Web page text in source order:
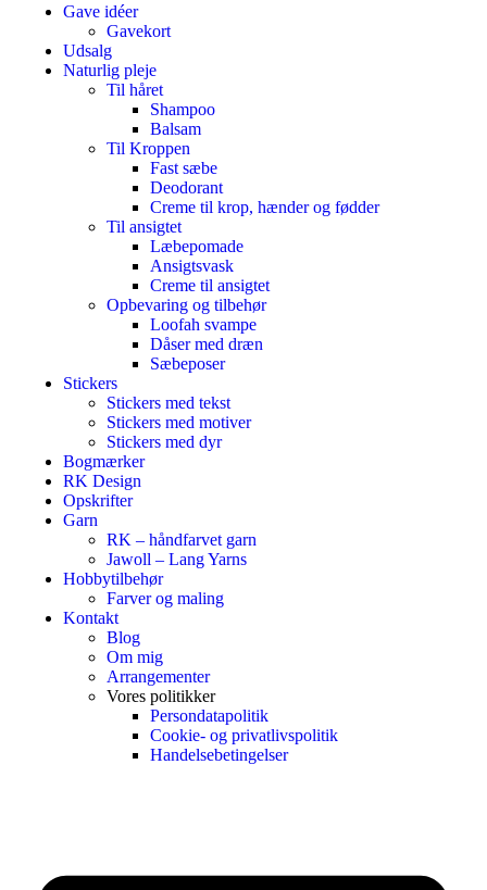
Gave idéer
Gavekort
Udsalg
Naturlig pleje
Til håret
Shampoo
Balsam
Til Kroppen
Fast sæbe
Deodorant
Creme til krop, hænder og fødder
Til ansigtet
Læbepomade
Ansigtsvask
Creme til ansigtet
Opbevaring og tilbehør
Loofah svampe
Dåser med dræn
Sæbeposer
Stickers
Stickers med tekst
Stickers med motiver
Stickers med dyr
Bogmærker
RK Design
Opskrifter
Garn
RK – håndfarvet garn
Jawoll – Lang Yarns
Hobbytilbehør
Farver og maling
Kontakt
Blog
Om mig
Arrangementer
Vores politikker
Persondatapolitik
Cookie- og privatlivspolitik
Handelsebetingelser